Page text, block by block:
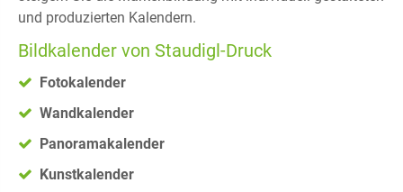
und produzierten Kalendern.
Bildkalender von Staudigl-Druck
Fotokalender
Wandkalender
Panoramakalender
Kunstkalender